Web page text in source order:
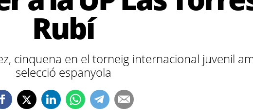
Rubí
cinquena en el torneig internacional juvenil
selecció espanyola